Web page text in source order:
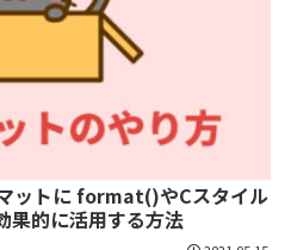
ットに format()やCスタイル
果的に活用する方法